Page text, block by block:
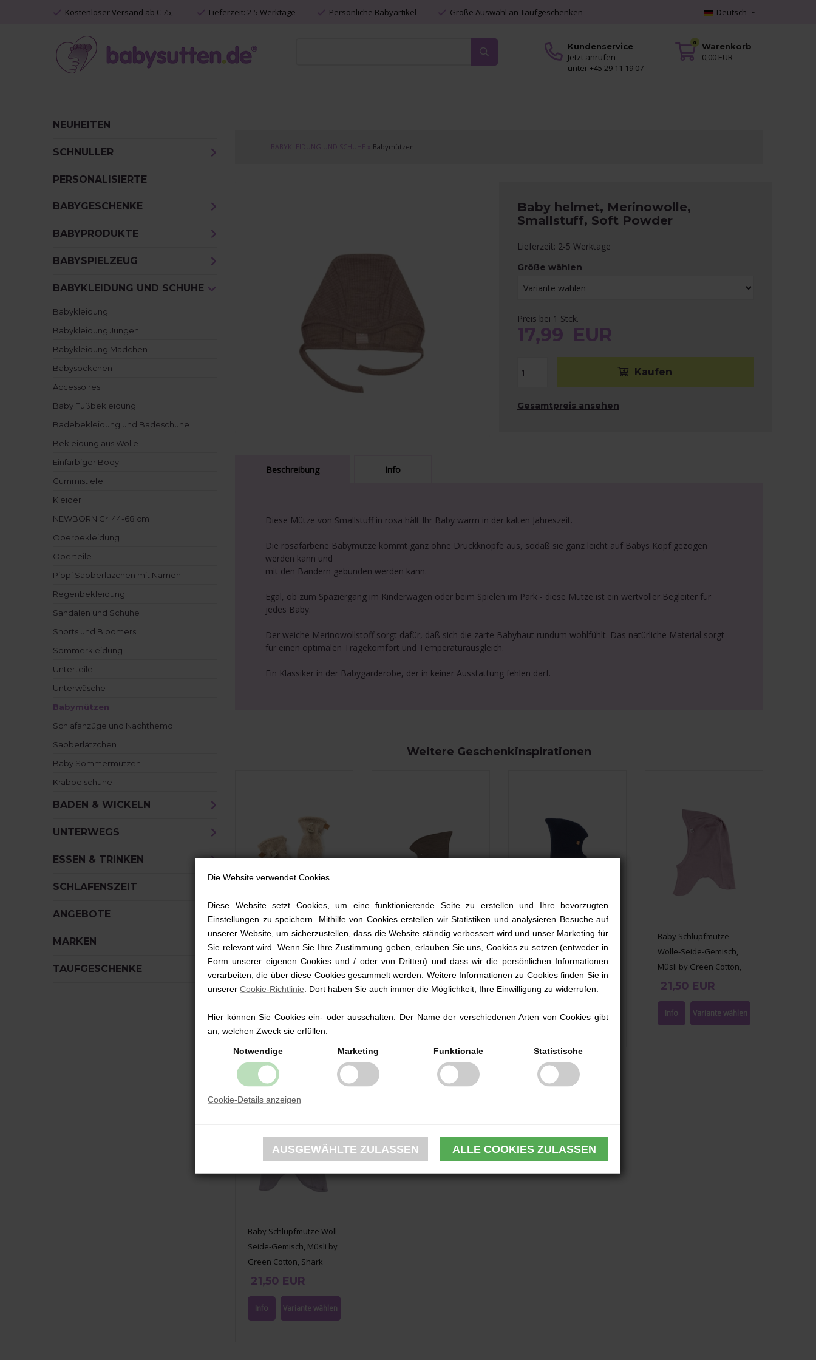
Die Website verwendet Cookies
Diese Website setzt Cookies, um eine funktionierende Seite zu erstellen und Ihre bevorzugten
Einstellungen zu speichern. Mithilfe von Cookies erstellen wir Statistiken und analysieren Besuche auf
unserer Website, um sicherzustellen, dass die Website ständig verbessert wird und unser Marketing für
Sie relevant wird. Wenn Sie Ihre Zustimmung geben, erlauben Sie uns, Cookies zu setzen (entweder in
Form unserer eigenen Cookies und / oder von Dritten) und dass wir die persönlichen Informationen
verarbeiten, die über diese Cookies gesammelt werden. Weitere Informationen zu Cookies finden Sie in
unserer Cookie-Richtlinie . Dort haben Sie auch immer die Möglichkeit, Ihre Einwilligung zu widerrufen.
Hier können Sie Cookies ein- oder ausschalten. Der Name der verschiedenen Arten von Cookies gibt
an, welchen Zweck sie erfüllen.
Notwendige Marketing Funktionale Statistische
Cookie-Details anzeigen
Kostenloser Versand ab € 75,- Lieferzeit: 2-5 Werktage Persönliche Babyartikel Große Auswahl an Taufgeschenken Deutsch
Kundenservice
Jetzt anrufen
unter +45 29 11 19 07
Warenkorb
0,00 EUR
0
NEUHEITEN
SCHNULLER
PERSONALISIERTE
BABYGESCHENKE
BABYPRODUKTE
BABYSPIELZEUG
BABYKLEIDUNG UND SCHUHE
Babykleidung
Babykleidung Jungen
Babykleidung Mädchen
Babysöckchen
Accessoires
Baby Fußbekleidung
Badebekleidung und Badeschuhe
Bekleidung aus Wolle
Einfarbiger Body
Gummistiefel
Kleider
NEWBORN Gr. 44-68 cm
Oberbekleidung
Oberteile
Pippi Sabberläzchen mit Namen
Regenbekleidung
Sandalen und Schuhe
Shorts und Bloomers
Sommerkleidung
Unterteile
Unterwäsche
Babymützen
Schlafanzüge und Nachthemd
Sabberlätzchen
Baby Sommermützen
Krabbelschuhe
BADEN & WICKELN
UNTERWEGS
ESSEN & TRINKEN
SCHLAFENSZEIT
ANGEBOTE
MARKEN
TAUFGESCHENKE
BABYKLEIDUNG UND SCHUHE Babymützen
Baby helmet, Merinowolle,
Smallstuff, Soft Powder
Lieferzeit: 2-5 Werktage
Größe wählen
Preis bei 1 Stck.
17,99 EUR
Gesamtpreis ansehen
Beschreibung Info
Diese Mütze von Smallstuff in rosa hält Ihr Baby warm in der kalten Jahreszeit.
Die rosafarbene Babymütze kommt ganz ohne Druckknöpfe aus, sodaß sie ganz leicht auf Babys Kopf gezogen
werden kann und
mit den Bändern gebunden werden kann.
Egal, ob zum Spaziergang im Kinderwagen oder beim Spielen im Park - diese Mütze ist ein wertvoller Begleiter für
jedes Baby.
Der weiche Merinowollstoff sorgt dafür, daß sich die zarte Babyhaut rundum wohlfühlt. Das natürliche Material sorgt
für einen optimalen Tragekomfort und Temperaturausgleich.
Ein Klassiker in der Babygarderobe, der in keiner Ausstattung fehlen darf.
Weitere Geschenkinspirationen
Baby Handschuhe
Merinowolle, Smallstuff,
natur
16,99 EUR
Baby Balaclava,
Merinowolle, Smallstuff,
Nature
27,99 EUR
Baby Schlupfmütze
Merinowolle, Smallstuff,
navy
21,99 EUR
Baby Schlupfmütze
Wolle-Seide-Gemisch,
Müsli by Green Cotton,
Quail
21,50 EUR
Baby Schlupfmütze Woll-
Seide-Gemisch, Müsli by
Green Cotton, Shark
21,50 EUR